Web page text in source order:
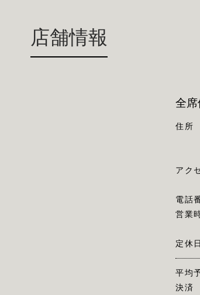
店舗情報
全
住所
アク
電話
営業
定休日
平均
決済